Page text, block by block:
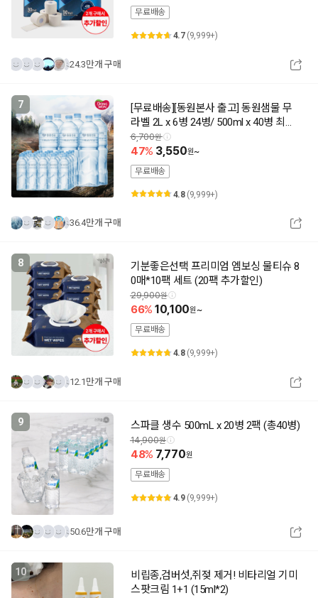
무료배송
4.7 (9,999+)
24.3만개 구매
7
[무료배송][동원본사 출고] 동원샘물 무
라벨 2L x 6병 24병/ 500ml x 40병 최근
제조 상품출고 동원공식대리점
6,700
47 3,550
~
무료배송
4.8 (9,999+)
36.4만개 구매
8
기분좋은선택 프리미엄 엠보싱 물티슈 8
0매*10팩 세트 (20팩 추가할인)
29,900
66 10,100
~
무료배송
4.8 (9,999+)
12.1만개 구매
9 스파클 생수 500mL x 20병 2팩 (총40병)
14,900
48 7,770
무료배송
4.9 (9,999+)
50.6만개 구매
10
비립종,검버섯,쥐젖 제거! 비타리얼 기미
스팟크림 1+1 (15ml*2)